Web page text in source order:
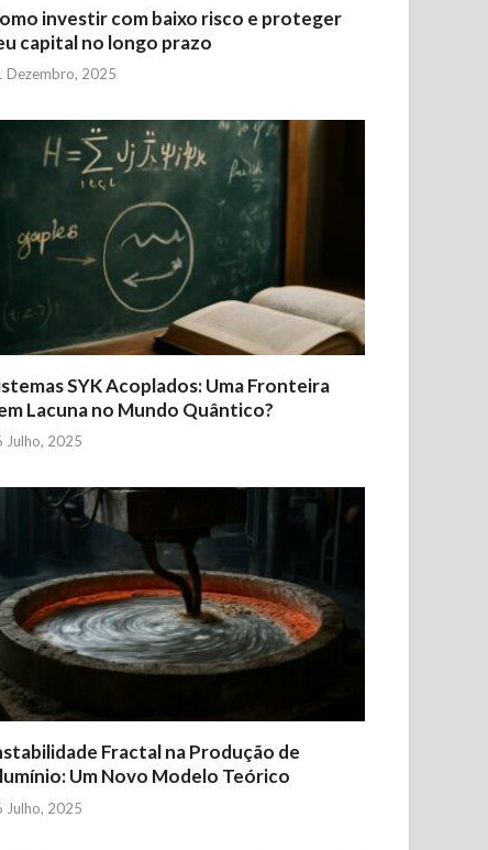
investir com baixo risco e proteger
capital no longo prazo
Dezembro, 2025
SYK Acoplados: Uma Fronteira
Lacuna no Mundo Quântico?
Julho, 2025
Fractal na Produção de
Um Novo Modelo Teórico
Julho, 2025